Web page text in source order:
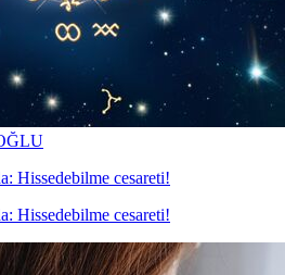
Hissedebilme cesareti!
Hissedebilme cesareti!